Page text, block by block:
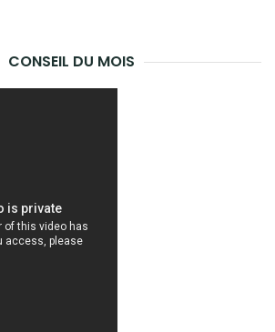
CONSEIL DU MOIS